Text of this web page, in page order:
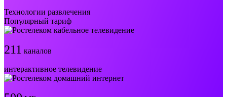
Технологии развлечения
Популярный тариф
211 каналов
интерактивное телевидение